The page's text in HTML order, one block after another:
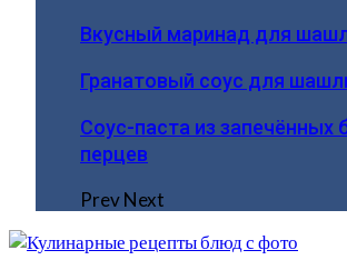
Вкусный маринад для
Гранатовый соус для
Соус-паста из запечённых
перцев
PrevNext